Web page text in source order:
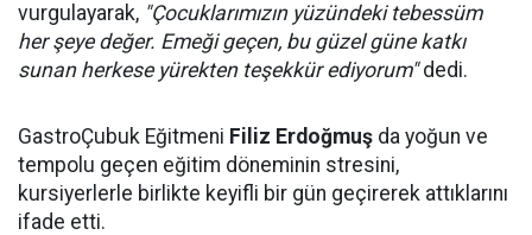
vurgulayarak, "Çocuklarımızın yüzündeki tebessüm
her şeye değer. Emeği geçen, bu güzel güne katkı
sunan herkese yürekten teşekkür ediyorum"dedi.
GastroÇubuk Eğitmeni Filiz Erdoğmuş da yoğun ve
tempolu geçen eğitim döneminin stresini,
kursiyerlerle birlikte keyifli bir gün geçirerek attıklarını
ifade etti.